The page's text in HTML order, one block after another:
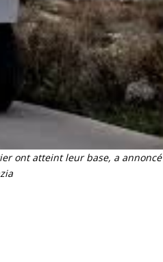
ont atteint leur base, a annoncé